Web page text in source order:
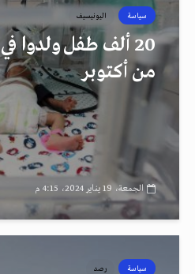
سياسة اليونيسيف
20 ألف طفل ولدوا
من أكتوبر
الجمعة، 19 يناير 2024، 4:15 م
سياسة رصد